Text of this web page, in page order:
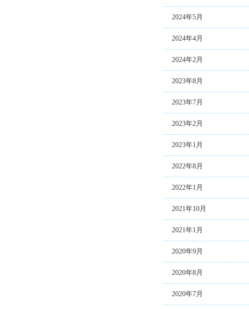
2024年5月
2024年4月
2024年2月
2023年8月
2023年7月
2023年2月
2023年1月
2022年8月
2022年1月
2021年10月
2021年1月
2020年9月
2020年8月
2020年7月